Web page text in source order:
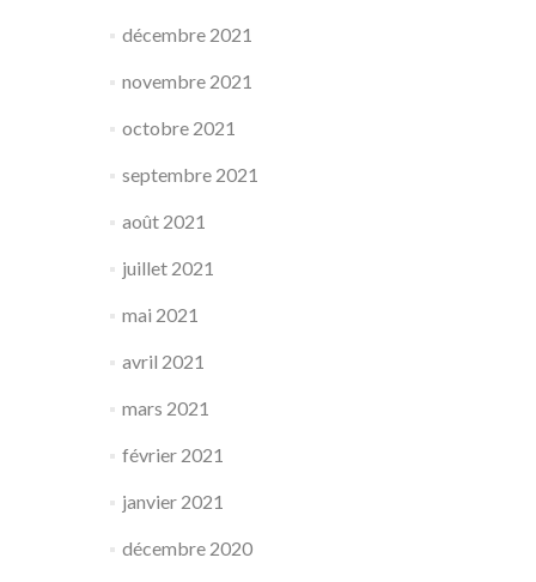
décembre 2021
novembre 2021
octobre 2021
septembre 2021
août 2021
juillet 2021
mai 2021
avril 2021
mars 2021
février 2021
janvier 2021
décembre 2020